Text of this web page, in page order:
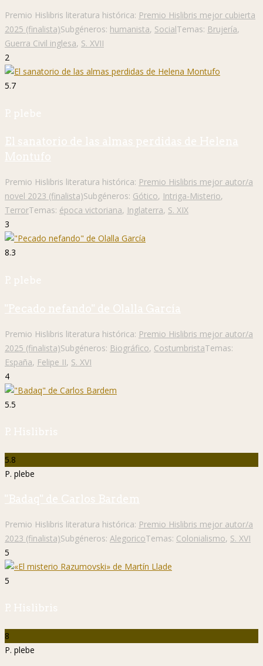
Premio Hislibris literatura histórica: Premio Hislibris mejor cubierta
2025 (finalista)Subgéneros: humanista, SocialTemas: Brujería,
Guerra Civil inglesa, S. XVII
2
5.7
P. plebe
El sanatorio de las almas perdidas de Helena
Montufo
Premio Hislibris literatura histórica: Premio Hislibris mejor autor/a
novel 2023 (finalista)Subgéneros: Gótico, Intriga-Misterio,
TerrorTemas: época victoriana, Inglaterra, S. XIX
3
8.3
P. plebe
"Pecado nefando" de Olalla García
Premio Hislibris literatura histórica: Premio Hislibris mejor autor/a
2025 (finalista)Subgéneros: Biográfico, CostumbristaTemas:
España, Felipe II, S. XVI
4
5.5
P. Hislibris
5.8
P. plebe
"Badaq" de Carlos Bardem
Premio Hislibris literatura histórica: Premio Hislibris mejor autor/a
2023 (finalista)Subgéneros: AlegoricoTemas: Colonialismo, S. XVI
5
5
P. Hislibris
8
P. plebe